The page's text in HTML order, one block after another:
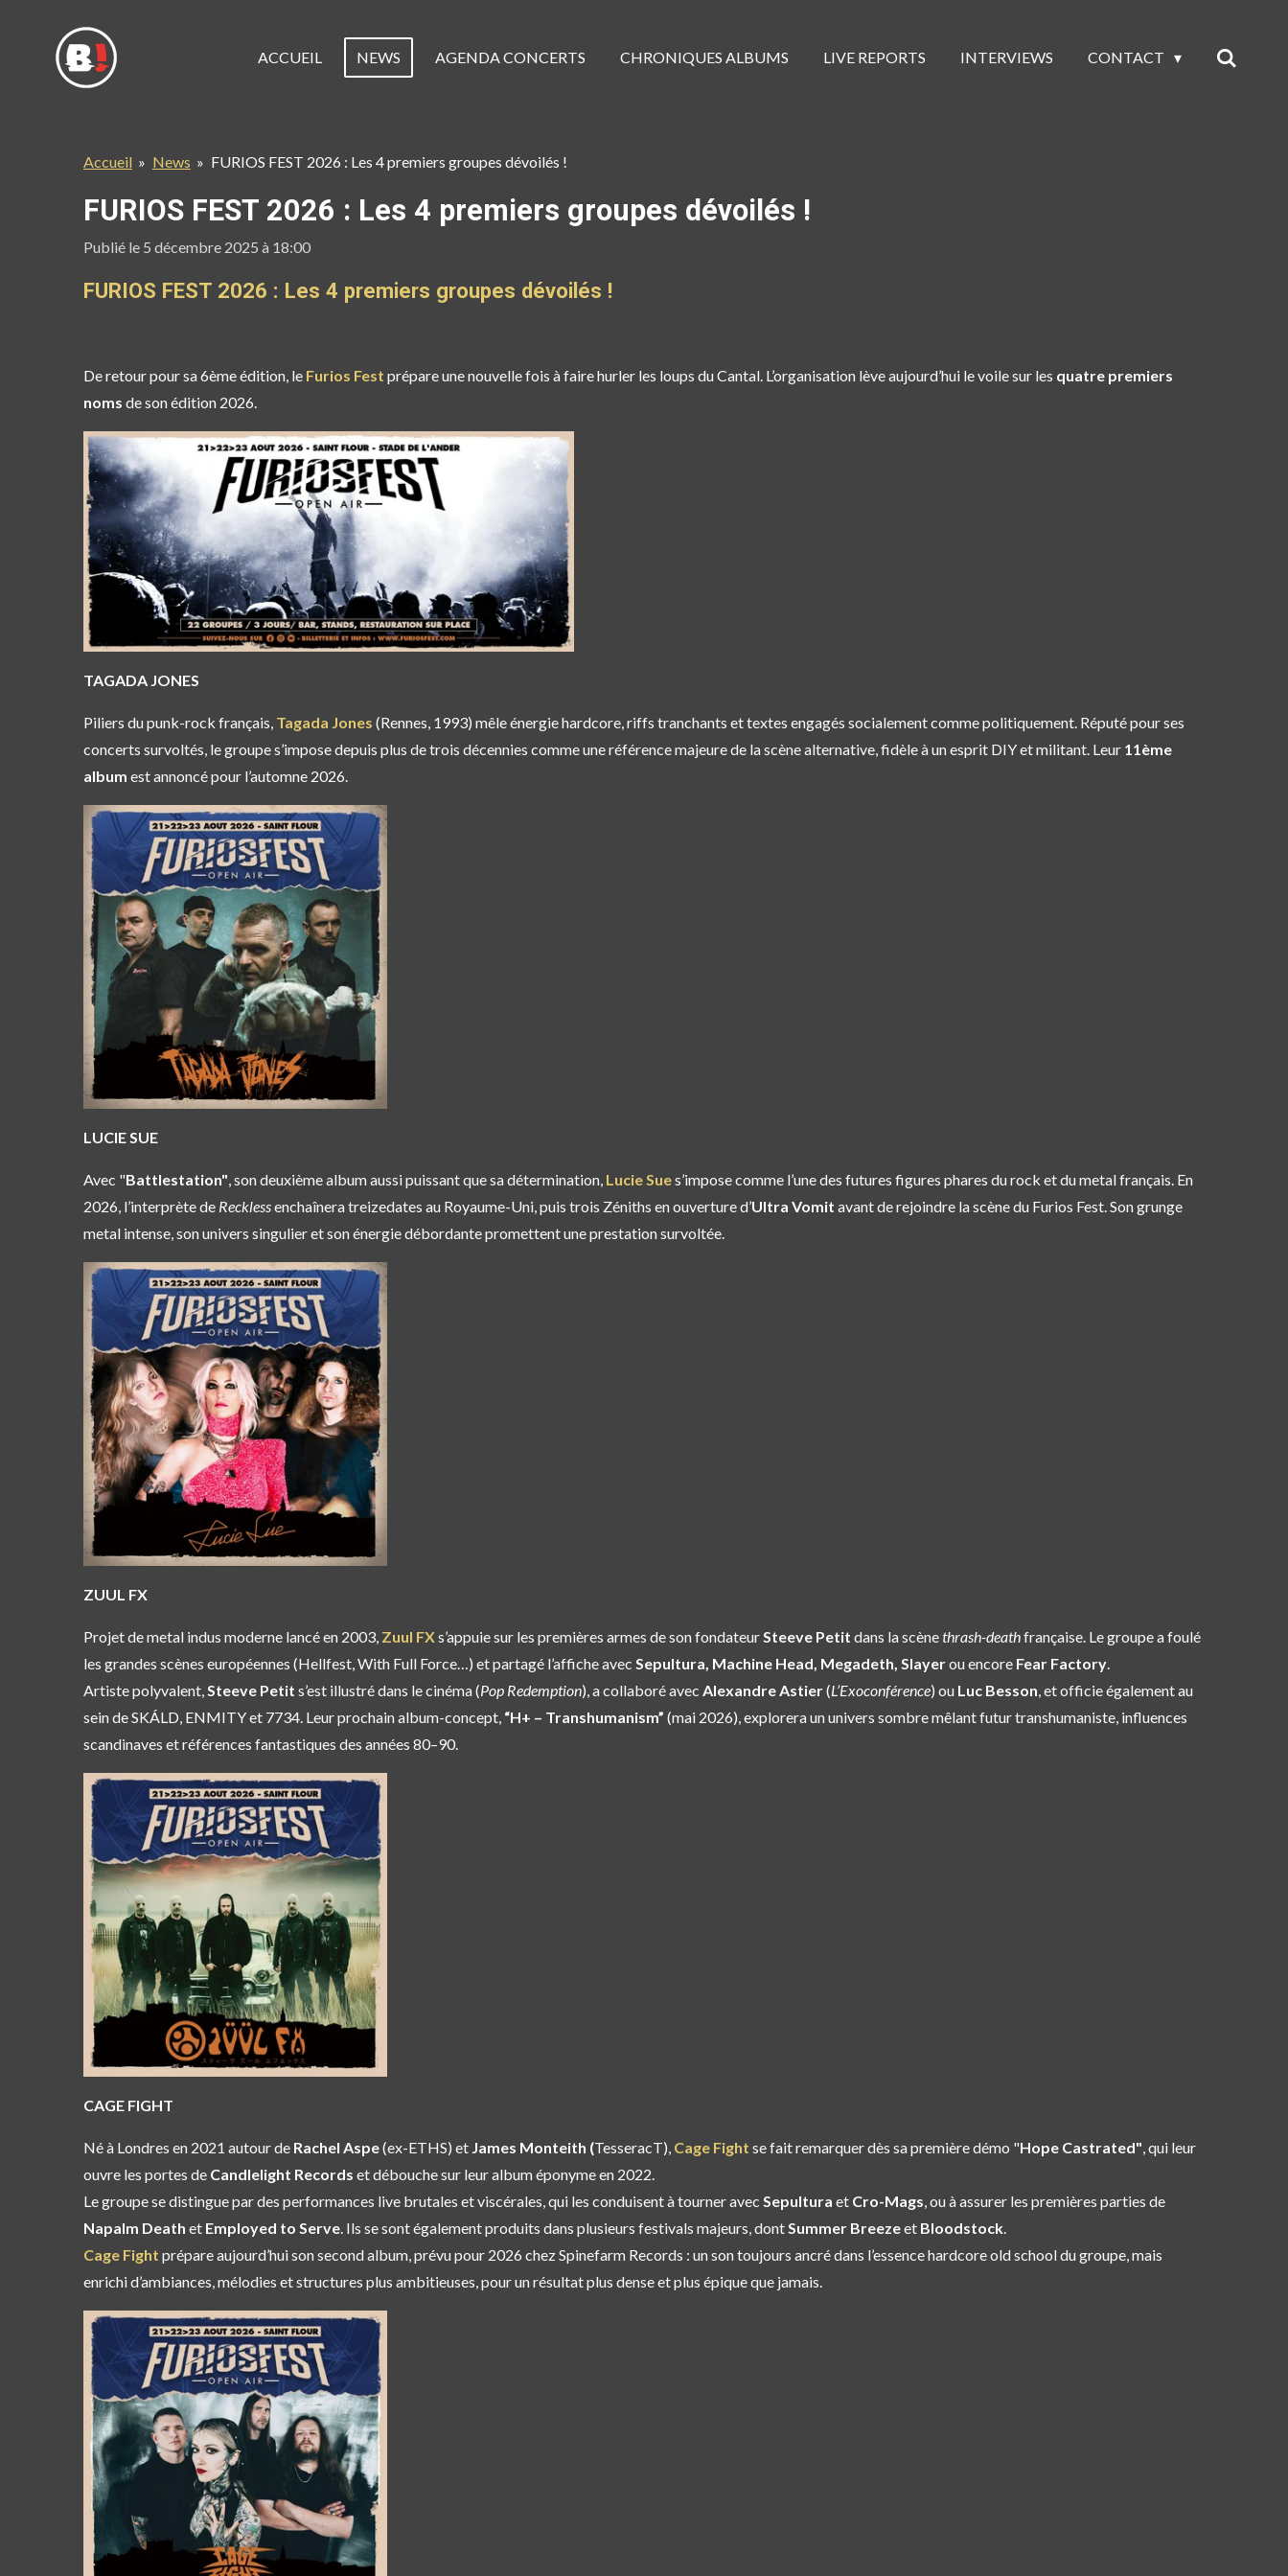
contenu
ACCUEIL NEWS AGENDA CONCERTS CHRONIQUES ALBUMS LIVE REPORTS INTERVIEWS CONTACT
Accueil » News » FURIOS FEST 2026 : Les 4 premiers groupes dévoilés !
FURIOS FEST 2026 : Les 4 premiers groupes dévoilés !
Publié le 5 décembre 2025 à 18:00
FURIOS FEST 2026 : Les 4 premiers groupes dévoilés !
De retour pour sa 6ème édition, le Furios Fest prépare une nouvelle fois à faire hurler les loups du Cantal. L’organisation lève aujourd’hui le voile sur les quatre premiers
noms de son édition 2026.
TAGADA JONES
Piliers du punk-rock français, Tagada Jones (Rennes, 1993) mêle énergie hardcore, riffs tranchants et textes engagés socialement comme politiquement. Réputé pour ses
concerts survoltés, le groupe s’impose depuis plus de trois décennies comme une référence majeure de la scène alternative, fidèle à un esprit DIY et militant. Leur 11ème
album est annoncé pour l’automne 2026.
LUCIE SUE
Avec "Battlestation", son deuxième album aussi puissant que sa détermination, Lucie Sues’impose comme l’une des futures figures phares du rock et du metal français. En
2026, l’interprète de Recklessenchaînera treizedates au Royaume-Uni, puis trois Zéniths en ouverture d’Ultra Vomit avant de rejoindre la scène du Furios Fest. Son grunge
metal intense, son univers singulier et son énergie débordante promettent une prestation survoltée.
ZUUL FX
Projet de metal indus moderne lancé en 2003, Zuul FXs’appuie sur les premières armes de son fondateurSteeve Petit dans la scènethrash-deathfrançaise. Le groupe a foulé
les grandes scènes européennes (Hellfest, With Full Force…) et partagé l’affiche avec Sepultura, Machine Head, Megadeth, Slayerou encore Fear Factory.
Artiste polyvalent,Steeve Petit s’est illustré dans le cinéma (Pop Redemption), a collaboré avec Alexandre Astier(L’Exoconférence) ou Luc Besson, et officie également au
sein de SKÁLD, ENMITY et 7734. Leur prochain album-concept, “H+ – Transhumanism” (mai 2026), explorera un univers sombre mêlant futur transhumaniste, influences
scandinaves et références fantastiques des années 80–90.
CAGE FIGHT
Né à Londres en 2021 autour de Rachel Aspe(ex-ETHS) et James Monteith (TesseracT), Cage Fight se fait remarquer dès sa première démo "Hope Castrated", qui leur
ouvre les portes de Candlelight Records et débouche sur leur album éponyme en 2022.
Le groupe se distingue par des performances live brutales et viscérales, qui les conduisent à tourner avec Sepultura et Cro-Mags, ou à assurer les premières parties de
Napalm Death et Employed to Serve. Ils se sont également produits dans plusieurs festivals majeurs, dontSummer Breezeet Bloodstock.
Cage Fight prépare aujourd’hui son second album, prévu pour 2026 chez Spinefarm Records : un son toujours ancré dans l’essence hardcore old school du groupe, mais
enrichi d’ambiances, mélodies et structures plus ambitieuses, pour un résultat plus dense et plus épique que jamais.